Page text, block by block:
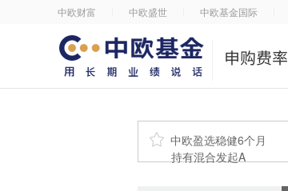
中欧财富 中欧盛世 中欧基金国际
 中欧盈选稳健6个月
持有混合发起A